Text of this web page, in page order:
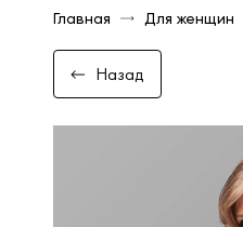
Главная Для женщин
Назад